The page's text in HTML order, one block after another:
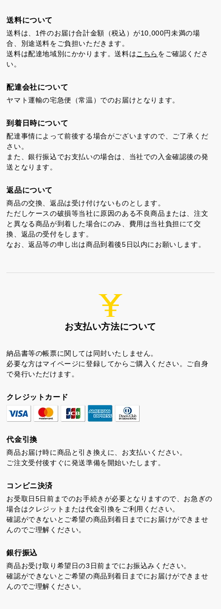
静岡銘菓
お茶みかん
ちゃころん
茶どころ 浜松しんふぉにー
プライバシーポリシー
特定商取引法に基づく表記
送料について
送料は、1件のお届け合計金額（税込）が10,000円未満の場
合、別途送料をご負担いただきます。
送料は配達地域別にかかります。送料はこちら をご確認くださ
い。
配達会社について
ヤマト運輸の宅急便（常温）でのお届けとなります。
到着日時について
配達事情によって前後する場合がございますので、ご了承くだ
さい。
また、銀行振込でお支払いの場合は、当社での入金確認後の発
送となります。
返品について
商品の交換、返品は受け付けないものとします。
ただしケースの破損等当社に原因のある不良商品または、注文
と異なる商品が到着した場合にのみ、費用は当社負担にて交
換、返品の受付をします。
なお、返品等の申し出は商品到着後5日以内にお願いします。
お支払い方法について
納品書等の帳票に関しては同封いたしません。
必要な方はマイページに登録してからご購入ください。ご自身
で発行いただけます。
クレジットカード
代金引換
商品お届け時に商品と引き換えに、お支払いください。
ご注文受付後すぐに発送準備を開始いたします。
コンビニ決済
お受取日5日前までのお手続きが必要となりますので、お急ぎの
場合はクレジットまたは代金引換をご利用ください。
確認ができないとご希望の商品到着日までにお届けができませ
んのでご理解ください。
銀行振込
商品お受け取り希望日の3日前までにお振込みください。
確認ができないとご希望の商品到着日までにお届けができませ
んのでご理解ください。